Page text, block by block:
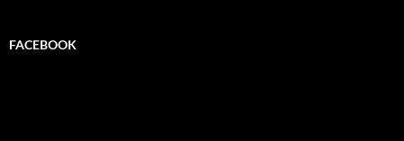
FACEBOOK